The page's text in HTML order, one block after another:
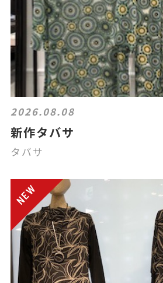
2026.08.08
新作タバサ
タバサ